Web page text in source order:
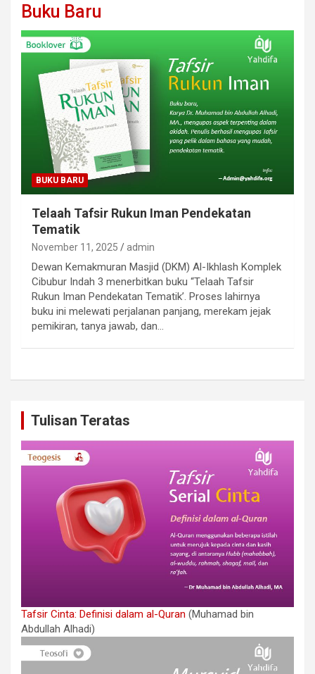
Buku Baru
BUKU BARU
Telaah Tafsir Rukun Iman Pendekatan
Tematik
November 11, 2025 admin
Dewan Kemakmuran Masjid (DKM) Al-Ikhlash Komplek
Cibubur Indah 3 menerbitkan buku “Telaah Tafsir
Rukun Iman Pendekatan Tematik’. Proses lahirnya
buku ini melewati perjalanan panjang, merekam jejak
pemikiran, tanya jawab, dan…
Tulisan Teratas
Tafsir Cinta: Definisi dalam al-Quran (Muhamad bin
Abdullah Alhadi)